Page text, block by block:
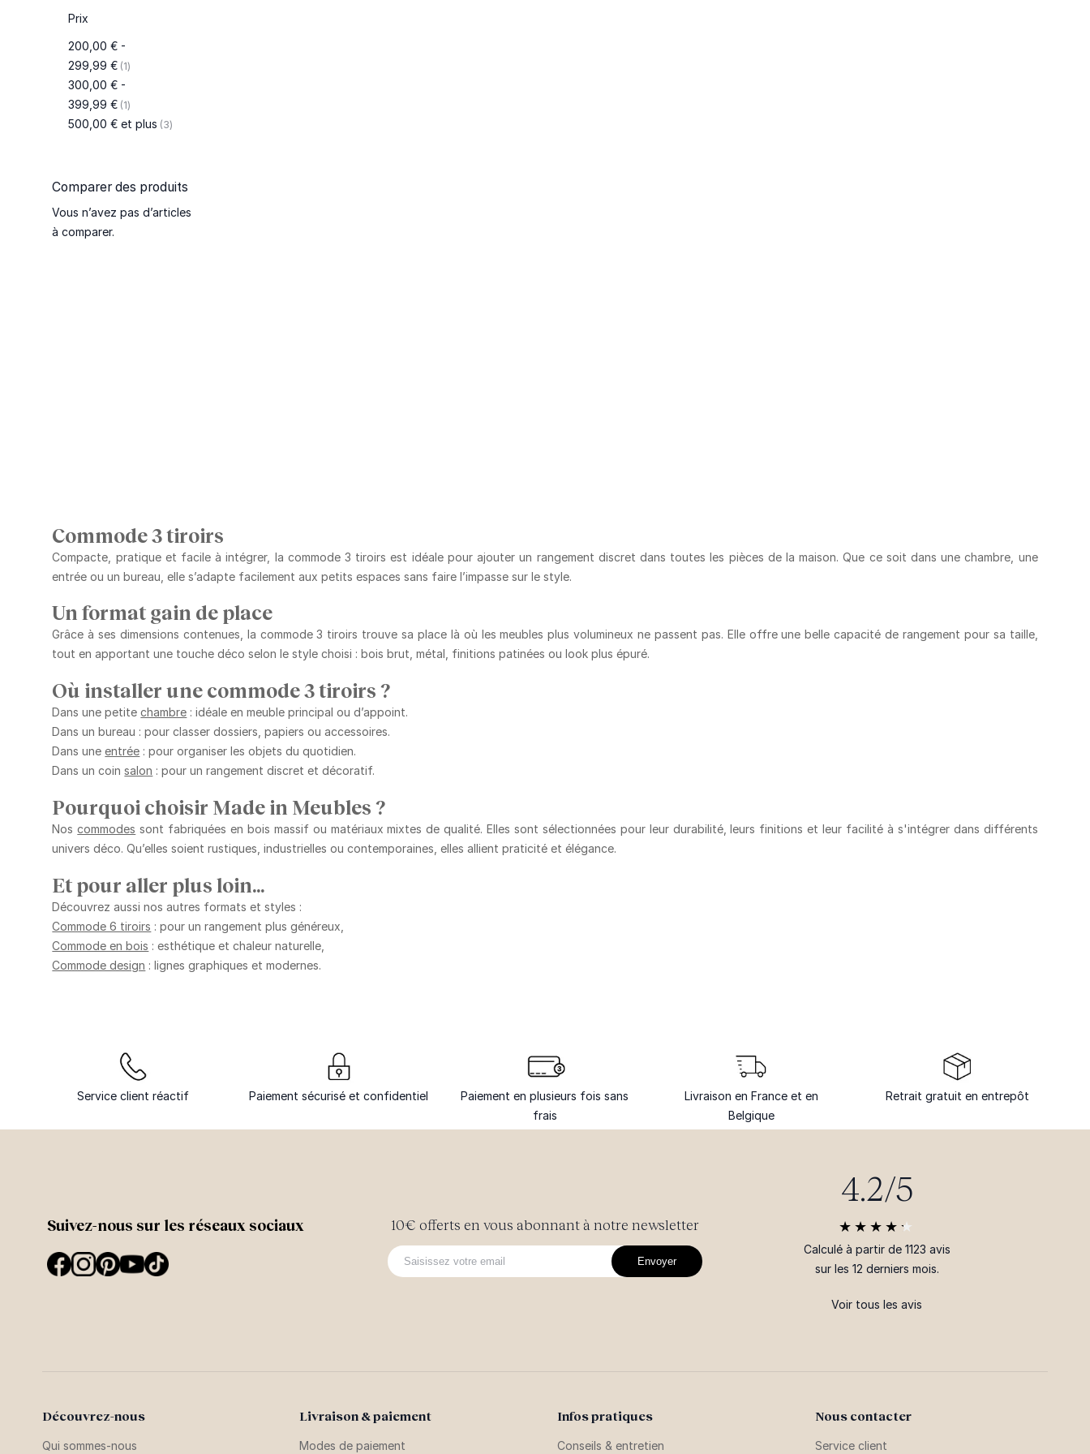
Prix
200,00 €-
299,99 € 1article
300,00 €-
399,99 € 1article
500,00 €et plus 3articles
Comparer des produits
Vous n’avez pas d’articles
à comparer.
Commode 3 tiroirs
Compacte, pratique et facile à intégrer, la commode 3 tiroirs est idéale pour ajouter un rangement discret dans toutes les pièces de la maison. Que ce soit dans une chambre, une
entrée ou un bureau, elle s’adapte facilement aux petits espaces sans faire l’impasse sur le style.
Un format gain de place
Grâce à ses dimensions contenues, la commode 3 tiroirs trouve sa place là où les meubles plus volumineux ne passent pas. Elle offre une belle capacité de rangement pour sa taille,
tout en apportant une touche déco selon le style choisi : bois brut, métal, finitions patinées ou look plus épuré.
Où installer une commode 3 tiroirs ?
Dans une petitechambre : idéale en meuble principal ou d’appoint.
Dans un bureau : pour classer dossiers, papiers ou accessoires.
Dans uneentrée : pour organiser les objets du quotidien.
Dans un coinsalon : pour un rangement discret et décoratif.
Pourquoi choisir Made in Meubles ?
Noscommodes sont fabriquées en bois massif ou matériaux mixtes de qualité. Elles sont sélectionnées pour leur durabilité, leurs finitions et leur facilité à s'intégrer dans différents
univers déco. Qu’elles soient rustiques, industrielles ou contemporaines, elles allient praticité et élégance.
Et pour aller plus loin…
Découvrez aussi nos autres formats et styles :
Commode 6 tiroirs : pour un rangement plus généreux,
Commode en bois : esthétique et chaleur naturelle,
Commode design : lignes graphiques et modernes.
Service client réactif Paiement sécurisé et confidentiel
Paiement en plusieurs fois sans
frais
Livraison en France et en
Belgique
Retrait gratuit en entrepôt
Suivez-nous sur les réseaux sociaux 10€ offerts en vous abonnant à notre newsletter
Envoyer
4.2/5
Calculé à partir de 1123 avis
sur les 12 derniers mois.
Voir tous les avis
Découvrez-nous
Qui sommes-nous
Livraison & paiement
Modes de paiement
Infos pratiques
Conseils & entretien
Nous contacter
Service client